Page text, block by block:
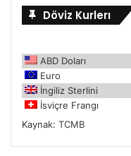
Döviz Kurlerı
ABD Doları
Euro
İngiliz Sterlini
İsviçre Frangı
Kaynak: TCMB